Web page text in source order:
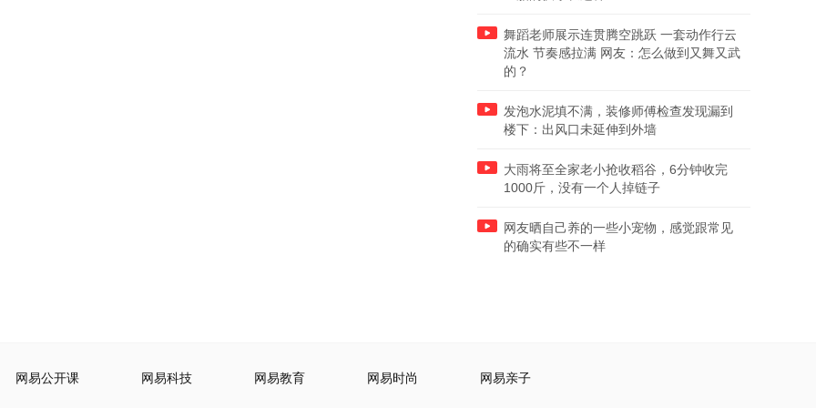
舞蹈老师展示连贯腾空跳跃 一套动作行云
流水 节奏感拉满 网友：怎么做到又舞又武
的？
发泡水泥填不满，装修师傅检查发现漏到
楼下：出风口未延伸到外墙
大雨将至全家老小抢收稻谷，6分钟收完
1000斤，没有一个人掉链子
网友晒自己养的一些小宠物，感觉跟常见
的确实有些不一样
网易公开课 网易科技 网易教育 网易时尚 网易亲子